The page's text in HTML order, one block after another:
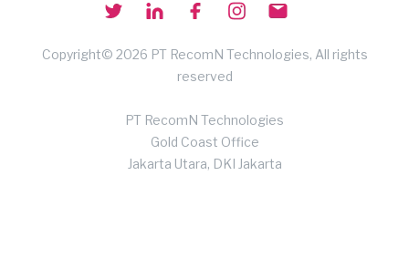
Copyright© 2026 PT RecomN Technologies, All rights
reserved
PT RecomN Technologies
Gold Coast Office
Jakarta Utara, DKI Jakarta